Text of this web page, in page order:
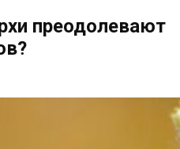
преодолевают